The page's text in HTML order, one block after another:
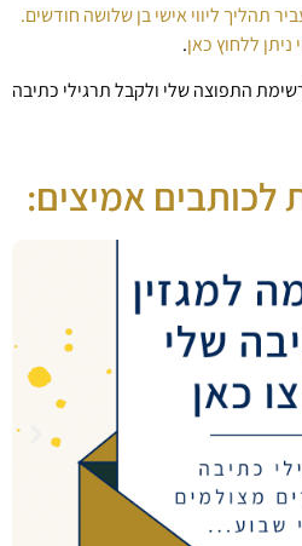
תהליך ליווי אישי בן שלושה חודשים.
ללחוץ כאן.
התפוצה שלי ולקבל תרגילי כתיבה
אמיצים: